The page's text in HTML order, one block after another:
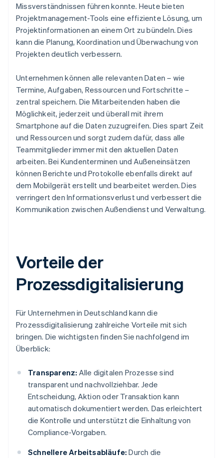
Missverständnissen führen konnte. Heute bieten
Projektmanagement-Tools eine effiziente Lösung, um
Projektinformationen an einem Ort zu bündeln. Dies
kann die Planung, Koordination und Überwachung von
Projekten deutlich verbessern.
Unternehmen können alle relevanten Daten – wie
Termine, Aufgaben, Ressourcen und Fortschritte –
zentral speichern. Die Mitarbeitenden haben die
Möglichkeit, jederzeit und überall mit ihrem
Smartphone auf die Daten zuzugreifen. Dies spart Zeit
und Ressourcen und sorgt zudem dafür, dass alle
Teammitglieder immer mit den aktuellen Daten
arbeiten. Bei Kundenterminen und Außeneinsätzen
können Berichte und Protokolle ebenfalls direkt auf
dem Mobilgerät erstellt und bearbeitet werden. Dies
verringert den Informationsverlust und verbessert die
Kommunikation zwischen Außendienst und Verwaltung.
Vorteile der
Prozessdigitalisierung
Für Unternehmen in Deutschland kann die
Prozessdigitalisierung zahlreiche Vorteile mit sich
bringen. Die wichtigsten finden Sie nachfolgend im
Überblick:
Transparenz: Alle digitalen Prozesse sind
transparent und nachvollziehbar. Jede
Entscheidung, Aktion oder Transaktion kann
automatisch dokumentiert werden. Das erleichtert
die Kontrolle und unterstützt die Einhaltung von
Compliance-Vorgaben.
Schnellere Arbeitsabläufe: Durch die